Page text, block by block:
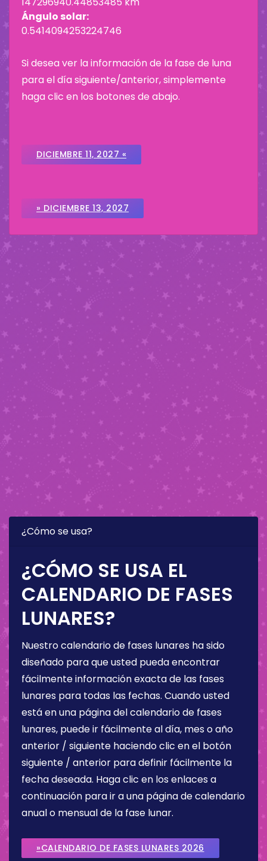
Ángulo solar:
0.5414094253224746
Si desea ver la información de la fase de luna
para el día siguiente/anterior, simplemente
haga clic en los botones de abajo.
DICIEMBRE 11, 2027 «
» DICIEMBRE 13, 2027
¿Cómo se usa?
¿CÓMO SE USA EL
CALENDARIO DE FASES
LUNARES?
Nuestro calendario de fases lunares ha sido
diseñado para que usted pueda encontrar
fácilmente información exacta de las fases
lunares para todas las fechas. Cuando usted
está en una página del calendario de fases
lunares, puede ir fácilmente al día, mes o año
anterior / siguiente haciendo clic en el botón
siguiente / anterior para definir fácilmente la
fecha deseada. Haga clic en los enlaces a
continuación para ir a una página de calendario
anual o mensual de la fase lunar.
»CALENDARIO DE FASES LUNARES 2026